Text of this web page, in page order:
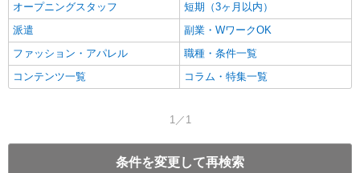
オープニングスタッフ
短期（3ヶ月以内）
派遣
副業・WワークOK
ファッション・アパレル
職種・条件一覧
コンテンツ一覧
コラム・特集一覧
1／1
条件を変更して再検索